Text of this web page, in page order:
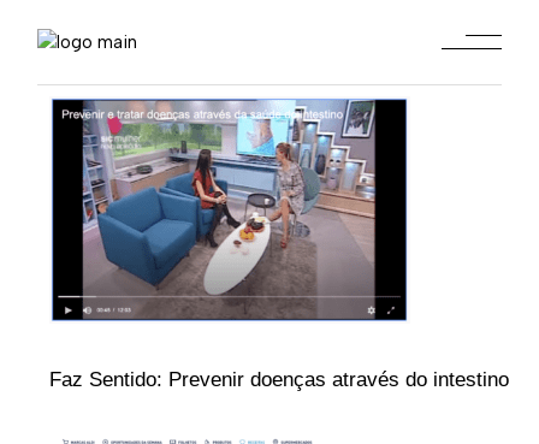
Faz Sentido: Prevenir doenças através do intestino